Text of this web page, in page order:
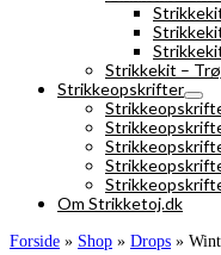
Strikkekit –
Strikkeopskrifter
Om Strikketoj.dk
Forside » Shop » Drops »